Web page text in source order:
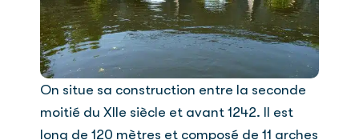
On situe sa construction entre la seconde
moitié du XIIe siècle et avant 1242. Il est
long de 120 mètres et composé de 11 arches